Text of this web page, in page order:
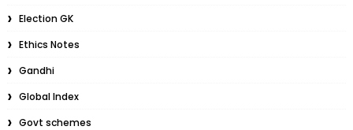
Election GK
Ethics Notes
Gandhi
Global Index
Govt schemes